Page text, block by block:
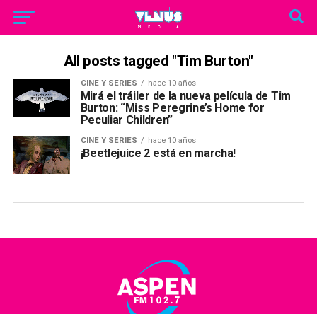
All posts tagged "Tim Burton"
CINE Y SERIES hace 10 años
Mirá el tráiler de la nueva película de Tim
Burton: “Miss Peregrine’s Home for
Peculiar Children”
CINE Y SERIES hace 10 años
¡Beetlejuice 2 está en marcha!